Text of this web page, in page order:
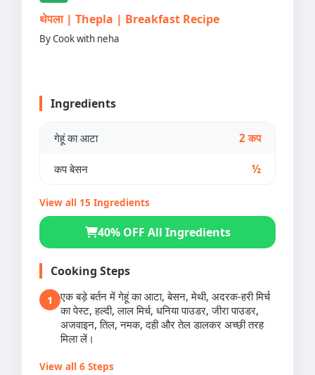
थेपला | Thepla | Breakfast Recipe
By Cook with neha
Ingredients
गेहूं का आटा 2 कप
कप बेसन ½
View all 15 Ingredients
40% OFF All Ingredients
Cooking Steps
1
एक बड़े बर्तन में गेहूं का आटा, बेसन, मेथी, अदरक-हरी मिर्च
का पेस्ट, हल्दी, लाल मिर्च, धनिया पाउडर, जीरा पाउडर,
अजवाइन, तिल, नमक, दही और तेल डालकर अच्छी तरह
मिला लें।
View all 6 Steps